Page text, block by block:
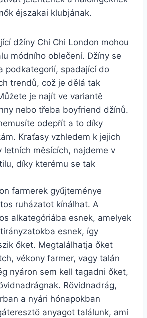
éjszakai klubjának.
džíny Chi Chi London mohou
módního oblečení. Džíny se
podkategorií, spadající do
trendů, což je dělá tak
je najít ve variantě
nebo třeba boyfriend džínů.
odepřít a to díky
Kraťasy vzhledem k jejich
letních měsících, najdeme v
díky kterému se tak
farmerek gyűjteménye
ruházatot kínálhat. A
alkategóriába esnek, amelyek
esnek, így
őket. Megtalálhatja őket
vékony farmer, vagy talán
nyáron sem kell tagadni őket,
Rövidnadrág,
a nyári hónapokban
anyagot találunk, ami